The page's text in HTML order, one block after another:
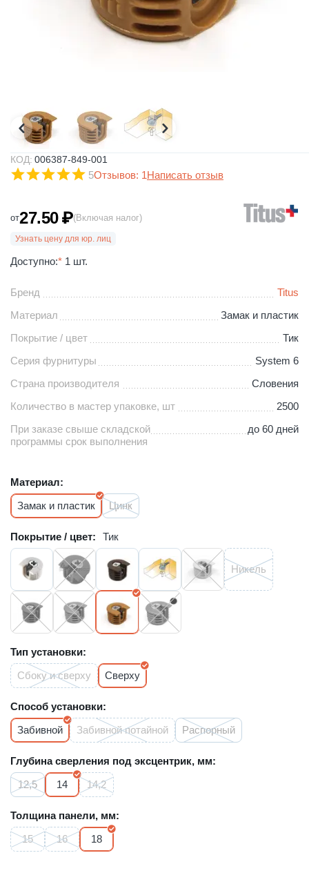
КОД: 006387-849-001
5Отзывов: 1Написать отзыв
от27.50₽(Включая налог)
Узнать цену для юр. лиц
Доступно:* 1 шт.
Бренд
Titus
Материал
Замак и пластик
Покрытие / цвет
Тик
Серия фурнитуры
System 6
Страна производителя
Словения
Количество в мастер упаковке, шт
2500
При заказе свыше складской
программы срок выполнения
до 60 дней
Материал:
Замак и пластик
Цинк
Покрытие / цвет: Тик
Никель
Тип установки:
Сбоку и сверху
Сверху
Способ установки:
Забивной
Забивной потайной Распорный
Глубина сверления под эксцентрик, мм:
12,5
14 14,2
Толщина панели, мм:
15
16 18